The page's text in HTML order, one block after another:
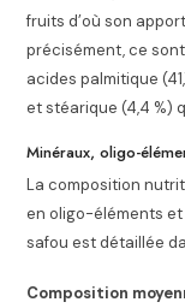
fruits d’où son
précisément, ce
acides palmitique
et stéarique (4,4 %)
Minéraux, oligo-
La composition
en oligo-éléments
safou est détaillée
Composition